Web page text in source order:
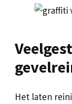
Het laten